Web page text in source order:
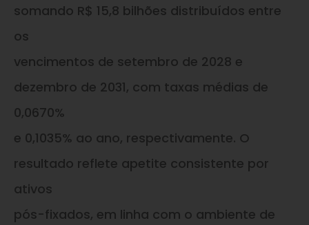
somando R$ 15,8 bilhões distribuídos entre
os
vencimentos de setembro de 2028 e
dezembro de 2031, com taxas médias de
0,0670%
e 0,1035% ao ano, respectivamente. O
resultado reflete apetite consistente por
ativos
pós-fixados, em linha com o ambiente de